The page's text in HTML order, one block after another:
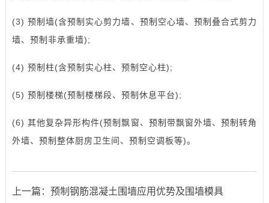
(3) 预制墙(含预制实心剪力墙、预制空心墙、预制叠合式剪力
墙、预制非承重墙);
(4) 预制柱(含预制实心柱、预制空心柱);
(5) 预制 楼梯(预制楼梯段、预制休息平台);
(6) 其他复杂异形构件(预制飘窗、预制带飘窗外墙、预制转角
外墙、预制整体厨房卫生间、预制空调板等)。
上一篇： 预制钢筋混凝土围墙应用优势及围墙模具